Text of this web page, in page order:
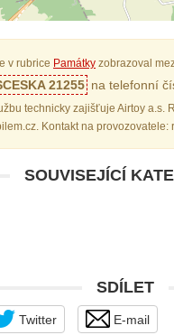
v rubrice Památky zobrazoval
21255 na telefonní
technicky zajišťuje Airtoy
Kontakt na provozovatele:
SOUVISEJÍCÍ
SDÍLET
Twitter E-mail